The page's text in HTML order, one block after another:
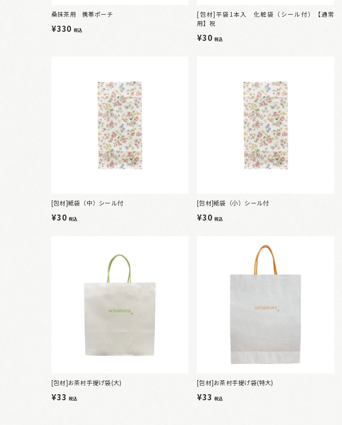
桑抹茶用 携帯ポーチ
¥330 税込
[包材]平袋1本入 化粧袋（シール付）【通常
用】祝
¥30税込
[包材]紙袋（中）シール付
¥30税込
[包材]紙袋（小）シール付
¥30税込
[包材]お茶村手提げ袋(大)
¥33税込
[包材]お茶村手提げ袋(特大)
¥33税込